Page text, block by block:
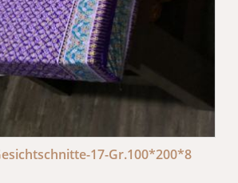
17-Gr.100*200*8